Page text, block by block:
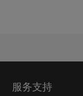
服务支持